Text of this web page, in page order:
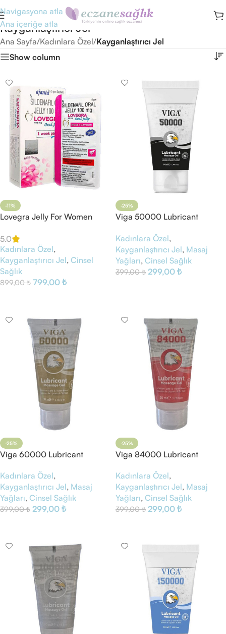
Navigasyona atla
Ana içeriğe atla
Kayganlaştırıcı Jel
Ana Sayfa/Kadınlara Özel/Kayganlaştırıcı Jel
Show column
-11%
Lovegra Jelly For Women
5.0
Kadınlara Özel,
Kayganlaştırıcı Jel, Cinsel
Sağlık
899,00₺ 799,00 ₺
-25%
Viga 50000 Lubricant
Kadınlara Özel,
Kayganlaştırıcı Jel, Masaj
Yağları, Cinsel Sağlık
399,00₺ 299,00 ₺
-25%
Viga 60000 Lubricant
Kadınlara Özel,
Kayganlaştırıcı Jel, Masaj
Yağları, Cinsel Sağlık
399,00₺ 299,00 ₺
-25%
Viga 84000 Lubricant
Kadınlara Özel,
Kayganlaştırıcı Jel, Masaj
Yağları, Cinsel Sağlık
399,00₺ 299,00 ₺